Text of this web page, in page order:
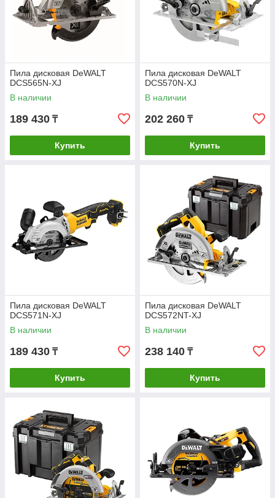
Пила дисковая DeWALT
DCS565N-XJ
В наличии
189 430 ₸
Купить
Пила дисковая DeWALT
DCS570N-XJ
В наличии
202 260 ₸
Купить
Пила дисковая DeWALT
DCS571N-XJ
В наличии
189 430 ₸
Купить
Пила дисковая DeWALT
DCS572NT-XJ
В наличии
238 140 ₸
Купить